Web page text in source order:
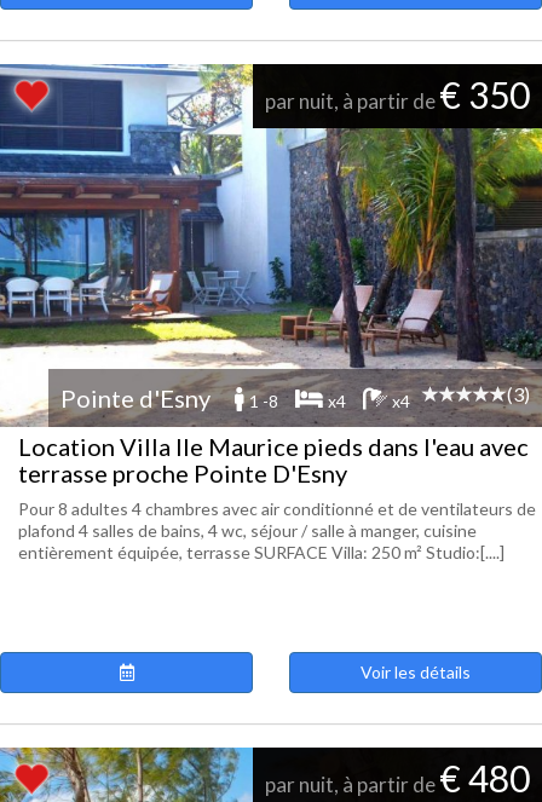
par nuit, à partir de€ 350
Pointe d'Esny 1 -8 x4 x4 (3)
Location Villa Ile Maurice pieds dans l'eau avec
terrasse proche Pointe D'Esny
Pour 8 adultes 4 chambres avec air conditionné et de ventilateurs de
plafond 4 salles de bains, 4 wc, séjour / salle à manger, cuisine
entièrement équipée, terrasse SURFACE Villa: 250 m² Studio:[....]
Voir les détails
par nuit, à partir de€ 480